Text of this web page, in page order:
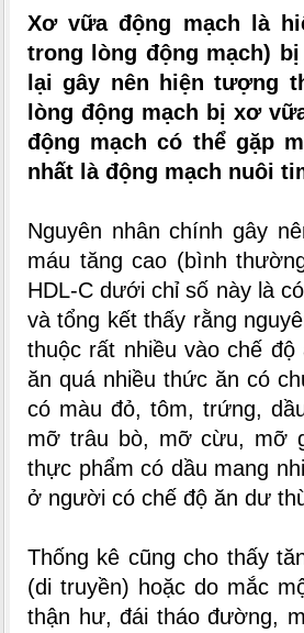
Xơ vữa động mạch là
trong lòng động mạch)
lại gây nên hiện tượng
lòng động mạch bị xơ
động mạch có thể gặp
nhất là động mạch nuôi
Nguyên nhân chính gây
máu tăng cao (bình
HDL-C dưới chỉ số này là
và tổng kết thấy rằng
thuộc rất nhiều vào chế
ăn quá nhiều thức ăn có
có màu đỏ, tôm, trứng,
mỡ trâu bò, mỡ cừu, mỡ
thực phẩm có dầu mang
ở người có chế độ ăn dư
Thống kê cũng cho thấy
(di truyền) hoặc do mắc
thận hư, đái tháo đường,